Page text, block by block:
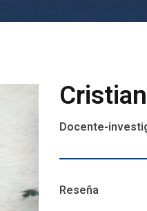
Docente-
Reseña